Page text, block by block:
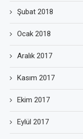
Şubat 2018
Ocak 2018
Aralık 2017
Kasım 2017
Ekim 2017
Eylül 2017